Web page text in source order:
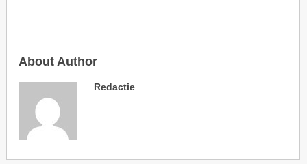
About Author
Redactie